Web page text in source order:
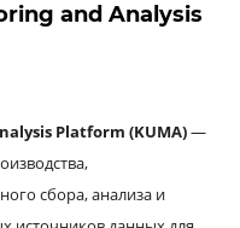
and Analysis
Platform (KUMA)—
сбора, анализа и